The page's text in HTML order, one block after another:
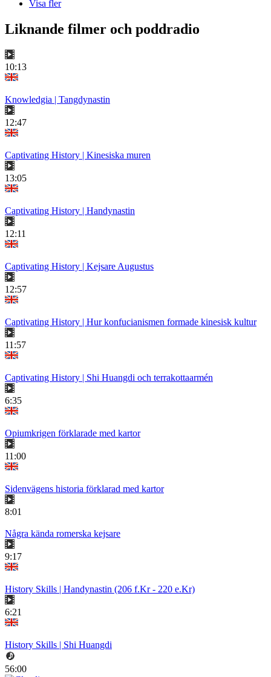
Visa fler
Liknande filmer och poddradio
10:13
Knowledgia | Tangdynastin
12:47
Captivating History | Kinesiska muren
13:05
Captivating History | Handynastin
12:11
Captivating History | Kejsare Augustus
12:57
Captivating History | Hur konfucianismen formade kinesisk kultur
11:57
Captivating History | Shi Huangdi och terrakottaarmén
6:35
Opiumkrigen förklarade med kartor
11:00
Sidenvägens historia förklarad med kartor
8:01
Några kända romerska kejsare
9:17
History Skills | Handynastin (206 f.Kr - 220 e.Kr)
6:21
History Skills | Shi Huangdi
56:00